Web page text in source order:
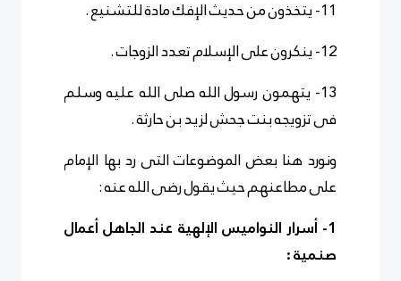
11- يتخذون من حديث الإفك مادة للتشنيع .
12- ينكرون على الإسلام تعدد الزوجات .
13- يتهمون رسول الله صلى الله عليه وسلم
فى تزويجه بنت جحش لزيد بن حارثة .
ونورد هنا بعض الموضوعات التى رد بها الإمام
على مطاعنهم حيث يقول رضى الله عنه :
1- أسرار النواميس الإلهية عند الجاهل أعمال
صنمية :